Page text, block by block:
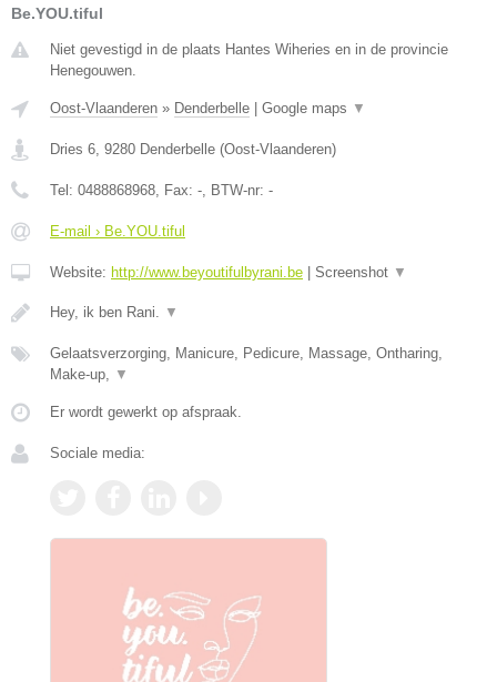
Be.YOU.tiful
Niet gevestigd in de plaats Hantes Wiheries en in de provincie
Henegouwen.
Oost-Vlaanderen » Denderbelle Google maps ▼
Dries 6 9280 Denderbelle (Oost-Vlaanderen)
Tel: 0488868968 , Fax: - , BTW-nr: -
E-mail › Be.YOU.tiful
Website: http://www.beyoutifulbyrani.be Screenshot ▼
Hey, ik ben Rani. ▼
Gelaatsverzorging, Manicure, Pedicure, Massage, Ontharing,
Make-up,
▼
Er wordt gewerkt op afspraak.
Sociale media: